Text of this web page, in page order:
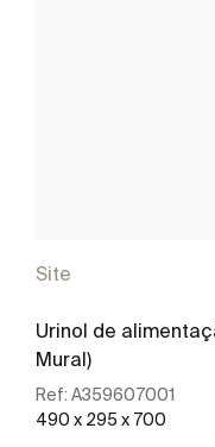
Site
Urinol de
Mural)
Ref: A359607001
490 x 295 x 700